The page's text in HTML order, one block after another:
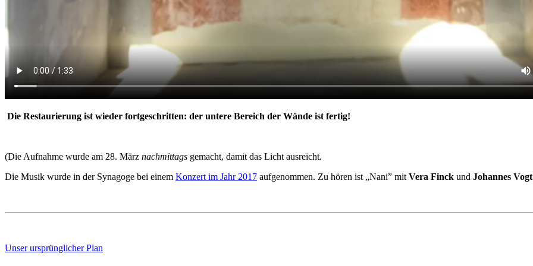
Die Restaurierung ist wieder fortgeschritten: der untere Bereich der Wände ist fertig!
(Die Aufnahme wurde am 28. März nachmittags gemacht, damit das Licht ausreicht.
Die Musik wurde in der Synagoge bei einem Konzert im Jahr 2017 aufgenommen. Zu hören ist „Nani” mit Vera Finck und Johannes Vogt
Unser ursprünglicher Plan